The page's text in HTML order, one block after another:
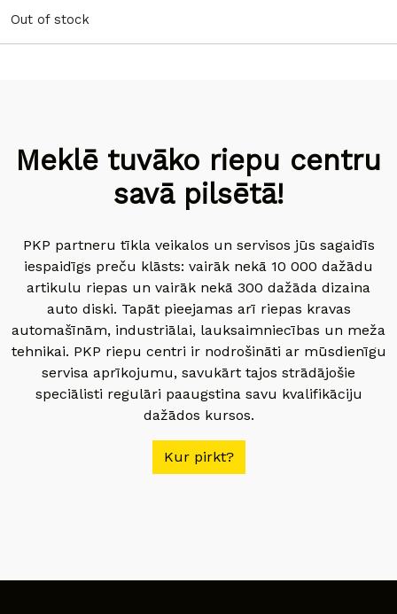
Out of stock
Meklē tuvāko riepu centru
savā pilsētā!
PKP partneru tīkla veikalos un servisos jūs sagaidīs
iespaidīgs preču klāsts: vairāk nekā 10 000 dažādu
artikulu riepas un vairāk nekā 300 dažāda dizaina
auto diski. Tapāt pieejamas arī riepas kravas
automašīnām, industriālai, lauksaimniecības un meža
tehnikai. PKP riepu centri ir nodrošināti ar mūsdienīgu
servisa aprīkojumu, savukārt tajos strādājošie
speciālisti regulāri paaugstina savu kvalifikāciju
dažādos kursos.
Kur pirkt?